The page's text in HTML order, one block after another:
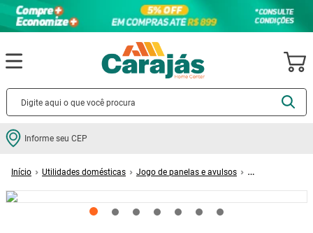
Informe seu CEP
Utilidades domésticas
Jogo de panelas e avulsos
Allegra Cromado - 65650280 - Tramontina
Termos mais buscados
2º porcelanato